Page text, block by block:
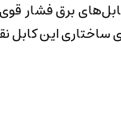
این کابل